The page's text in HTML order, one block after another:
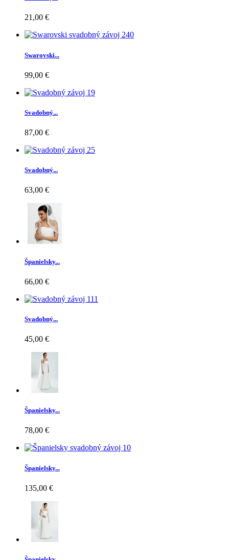
21,00 €
Swarovski...
99,00 €
Svadobný...
87,00 €
Svadobný...
63,00 €
Španielsky...
66,00 €
Svadobný...
45,00 €
Španielsky...
78,00 €
Španielsky...
135,00 €